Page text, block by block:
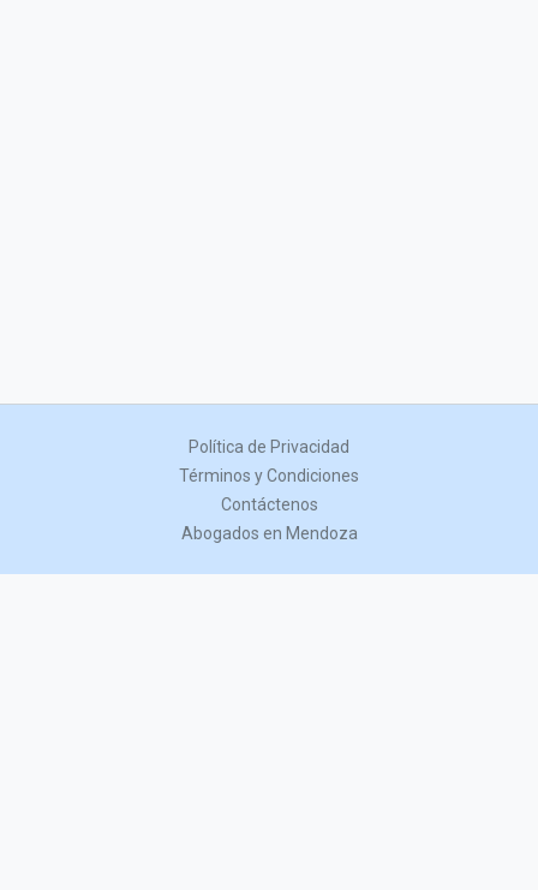
Política de Privacidad
Términos y Condiciones
Contáctenos
Abogados en Mendoza